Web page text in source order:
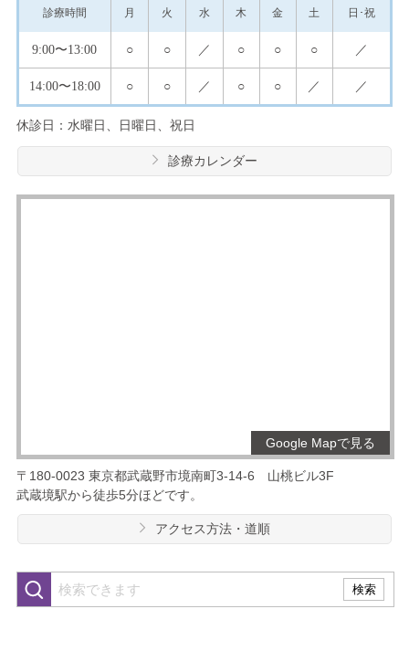
診療時間 月 火 水 木 金 土 日･祝
9:00〜13:00 ○ ○ ／ ○ ○ ○ ／
14:00〜18:00 ○ ○ ／ ○ ○ ／ ／
休診日：水曜日、日曜日、祝日
診療カレンダー
Google Mapで見る
〒180-0023 東京都武蔵野市境南町3-14-6
山桃ビル3F
武蔵境駅から徒歩5分ほどです。
アクセス方法・道順